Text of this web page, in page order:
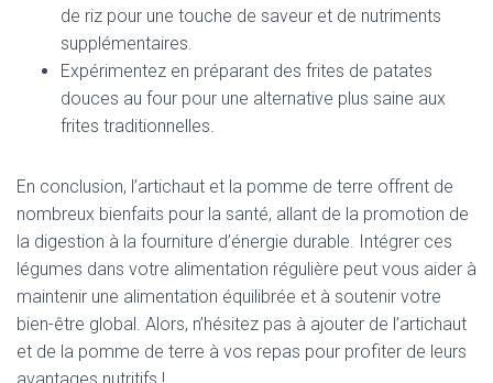
de riz pour une touche de saveur et de nutriments
supplémentaires.
Expérimentez en préparant des frites de patates
douces au four pour une alternative plus saine aux
frites traditionnelles.
En conclusion, l’artichaut et la pomme de terre offrent de
nombreux bienfaits pour la santé, allant de la promotion de
la digestion à la fourniture d’énergie durable. Intégrer ces
légumes dans votre alimentation régulière peut vous aider à
maintenir une alimentation équilibrée et à soutenir votre
bien-être global. Alors, n’hésitez pas à ajouter de l’artichaut
et de la pomme de terre à vos repas pour profiter de leurs